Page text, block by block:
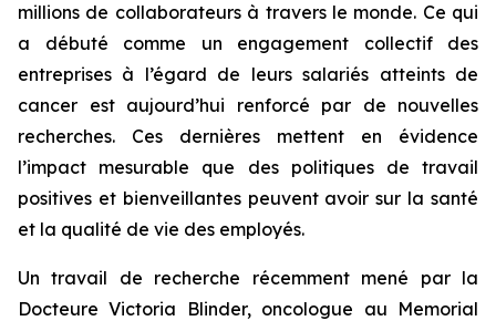
millions de collaborateurs à travers le monde. Ce qui
a débuté comme un engagement collectif des
entreprises à l’égard de leurs salariés atteints de
cancer est aujourd’hui renforcé par de nouvelles
recherches. Ces dernières mettent en évidence
l’impact mesurable que des politiques de travail
positives et bienveillantes peuvent avoir sur la santé
et la qualité de vie des employés.
Un travail de recherche récemment mené par la
Docteure Victoria Blinder, oncologue au Memorial